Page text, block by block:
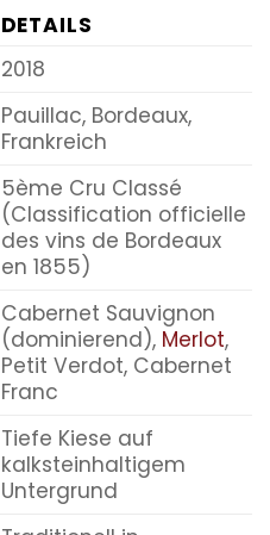
DETAILS
2018
Pauillac, Bordeaux,
Frankreich
5ème Cru Classé
(Classification officielle
des vins de Bordeaux
en 1855)
Cabernet Sauvignon
(dominierend), Merlot,
Petit Verdot, Cabernet
Franc
Tiefe Kiese auf
kalksteinhaltigem
Untergrund